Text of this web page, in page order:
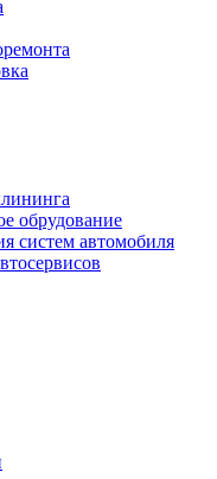
обрудование
систем автомобиля